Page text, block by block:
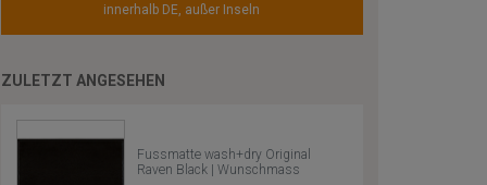
innerhalb DE, außer Inseln
ZULETZT ANGESEHEN
Fussmatte wash+dry Original
Raven Black | Wunschmass